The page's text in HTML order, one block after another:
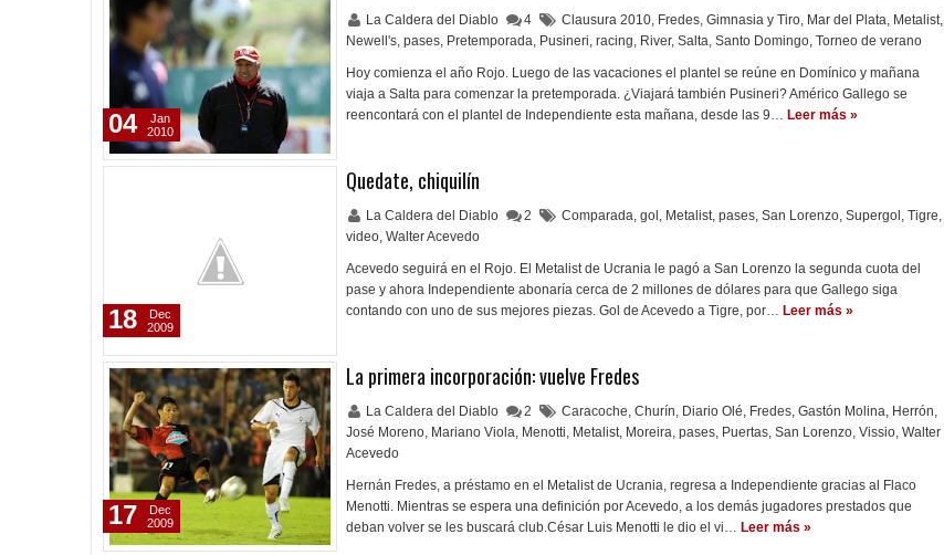
La Caldera del Diablo 4 Clausura 2010, Fredes, Gimnasia y Tiro, Mar del Plata, Metalist,
Newell's, pases, Pretemporada, Pusineri, racing, River, Salta, Santo Domingo, Torneo de verano
Hoy comienza el año Rojo. Luego de las vacaciones el plantel se reúne en Domínico y mañana
viaja a Salta para comenzar la pretemporada. ¿Viajará también Pusineri? Américo Gallego se
reencontará con el plantel de Independiente esta mañana, desde las 9… Leer más »
04
Jan
2010
Quedate, chiquilín
La Caldera del Diablo 2 Comparada, gol , Metalist, pases, San Lorenzo, Supergol , Tigre,
video, Walter Acevedo
Acevedo seguirá en el Rojo. El Metalist de Ucrania le pagó a San Lorenzo la segunda cuota del
pase y ahora Independiente abonaría cerca de 2 millones de dólares para que Gallego siga
contando con uno de sus mejores piezas. Gol de Acevedo a Tigre, por… Leer más »
18
Dec
2009
La primera incorporación: vuelve Fredes
La Caldera del Diablo 2 Caracoche, Churín, Diario Olé, Fredes, Gastón Molina, Herrón,
José Moreno, Mariano Viola, Menotti, Metalist, Moreira, pases, Puertas, San Lorenzo, Vissio, Walter
Acevedo
Hernán Fredes, a préstamo en el Metalist de Ucrania, regresa a Independiente gracias al Flaco
Menotti. Mientras se espera una definición por Acevedo, a los demás jugadores prestados que
deban volver se les buscará club.César Luis Menotti le dio el vi… Leer más »
17
Dec
2009